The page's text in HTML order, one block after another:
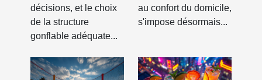
décisions, et le choix
de la structure
gonflable adéquate...
au confort du domicile,
s'impose désormais...